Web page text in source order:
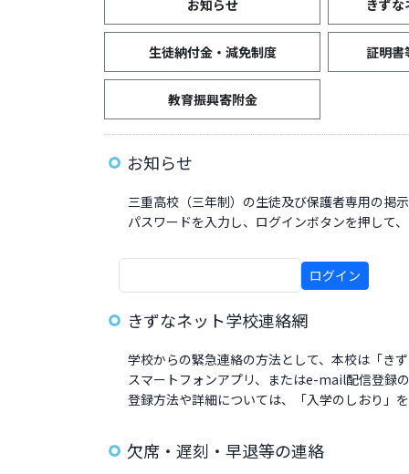
お知らせ きずな
生徒納付金・減免制度 証明書
教育振興寄附金
お知らせ
三重高校（三年制）の生徒及び保護者専用の掲
パスワードを入力し、ログインボタンを押して
ログイン
きずなネット学校連絡網
学校からの緊急連絡の方法として、本校は「き
スマートフォンアプリ、またはe-mail配信登録
登録方法や詳細については、「入学のしおり」
欠席・遅刻・早退等の連絡